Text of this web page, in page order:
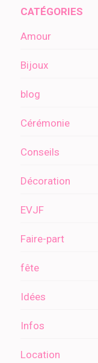
CATÉGORIES
Amour
Bijoux
blog
Cérémonie
Conseils
Décoration
EVJF
Faire-part
fête
Idées
Infos
Location